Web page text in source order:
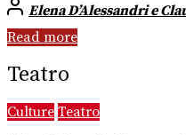
Elena D’Alessandri e
Read more
Teatro
Culture Teatro